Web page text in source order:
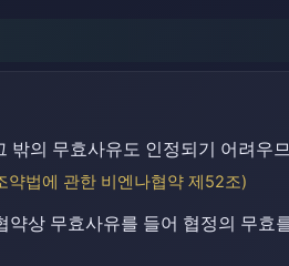
의 무효사유도 인정되기 어려우
약법에 관한 비엔나협약 제52조)
상 무효사유를 들어 협정의 무효